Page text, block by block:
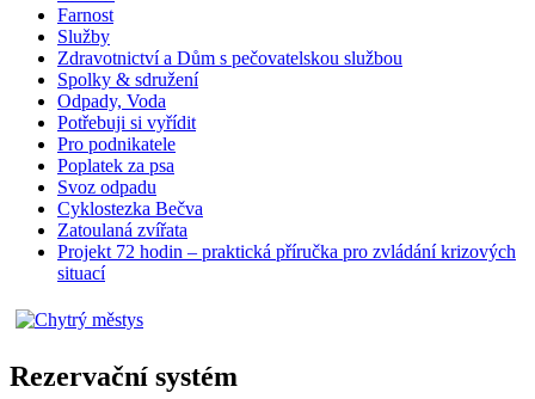
Farnost
Služby
Zdravotnictví a Dům s pečovatelskou službou
Spolky & sdružení
Odpady, Voda
Potřebuji si vyřídit
Pro podnikatele
Poplatek za psa
Svoz odpadu
Cyklostezka Bečva
Zatoulaná zvířata
Projekt 72 hodin – praktická příručka pro zvládání krizových
situací
Rezervační systém